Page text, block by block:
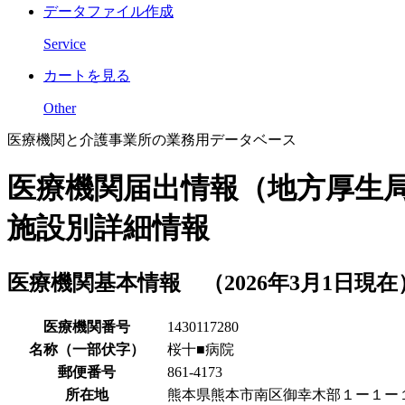
データファイル作成
Service
カートを見る
Other
医療機関と介護事業所の業務用データベース
医療機関届出情報（地方厚生局
施設別詳細情報
医療機関基本情報 （2026年3月1日現在
医療機関番号
1430117280
名称（一部伏字）
桜十■病院
郵便番号
861-4173
所在地
熊本県熊本市南区御幸木部１ー１ー